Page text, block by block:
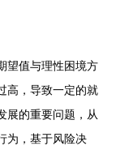
望值与理性困境方
高，导致一定的就
展的重要问题，从
为，基于风险决